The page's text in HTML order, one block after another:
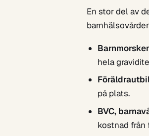
En stor del av
hela
på plats.
BVC,
kostnad från